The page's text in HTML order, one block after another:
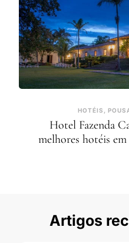
HOTÉIS,
Hotel Fazenda
melhores hotéis
Artigos